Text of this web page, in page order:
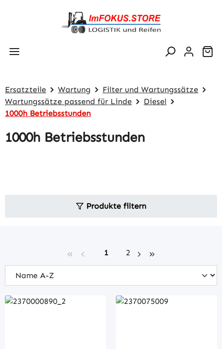
Zum Hauptinhalt springen
Ersatzteile Wartung
Filter und Wartungssätze
Wartungssätze passend für Linde
Diesel
1000h Betriebsstunden
1000h Betriebsstunden
Produkte filtern
Seite
1 Seite
2